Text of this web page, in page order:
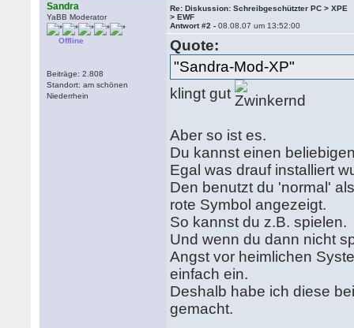
Sandra
YaBB Moderator
Offline
Beiträge: 2.808
Standort: am schönen
Niederrhein
Re: Diskussion: Schreibgeschützter PC > XPE
> EWF
Antwort #2 -08.08.07 um 13:52:00
Quote:
"Sandra-Mod-XP"
klingt gut
Aber so ist es.
Du kannst einen
Egal was drauf installiert
Den benutzt du 'normal'
rote Symbol angezeigt.
So kannst du z.B. spielen.
Und wenn du dann nicht
Angst vor heimlichen
einfach ein.
Deshalb habe ich diese
gemacht.